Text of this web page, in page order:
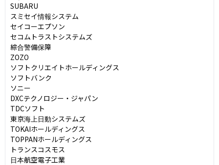
SUBARU
スミセイ情報システム
セイコーエプソン
セコムトラストシステムズ
綜合警備保障
ZOZO
ソフトクリエイトホールディングス
ソフトバンク
ソニー
DXCテクノロジー・ジャパン
TDCソフト
東京海上日動システムズ
TOKAIホールディングス
TOPPANホールディングス
トランスコスモス
日本航空電子工業